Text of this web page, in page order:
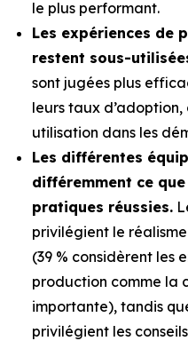
le plus performant.
Les expériences de
restent sous-
sont jugées plus
leurs taux
utilisation dans les
Les différentes
différemment ce
pratiques réussies.
privilégient le
(39 % considèrent les
production comme la
importante), tandis
privilégient les